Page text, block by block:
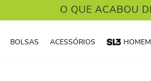
BOLSAS ACESSÓRIOS HOMEM